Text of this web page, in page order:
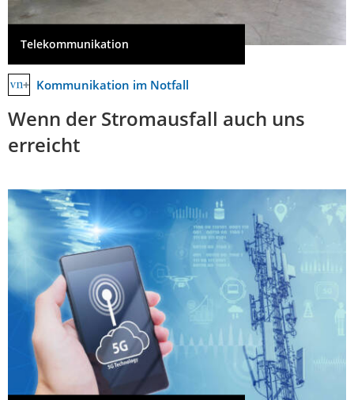
Telekommunikation
Kommunikation im Notfall
Wenn der Stromausfall auch uns
erreicht